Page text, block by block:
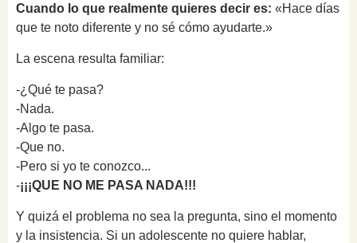
Cuando lo que realmente quieres decir es: «Hace días
que te noto diferente y no sé cómo ayudarte.»
La escena resulta familiar:
-¿Qué te pasa?
-Nada.
-Algo te pasa.
-Que no.
-Pero si yo te conozco...
-¡¡¡QUE NO ME PASA NADA!!!
Y quizá el problema no sea la pregunta, sino el momento
y la insistencia. Si un adolescente no quiere hablar,